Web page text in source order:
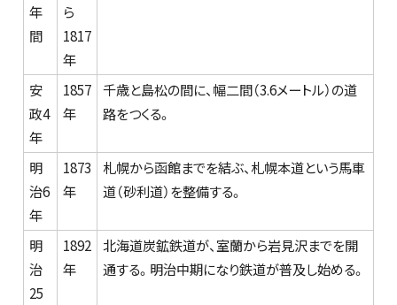
年
間
ら
1817
年
安
政4
年
1857
年
千歳と島松の間に、幅二間（3.6メートル）の道
路をつくる。
明
治6
年
1873
年
札幌から函館までを結ぶ、札幌本道という馬車
道（砂利道）を整備する。
明
治
25
1892
年
北海道炭鉱鉄道が、室蘭から岩見沢までを開
通する。明治中期になり鉄道が普及し始める。